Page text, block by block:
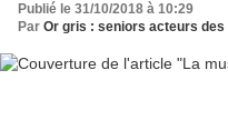
Publié le 31/10/2018 à 10:29
Par Or gris : seniors acteurs des